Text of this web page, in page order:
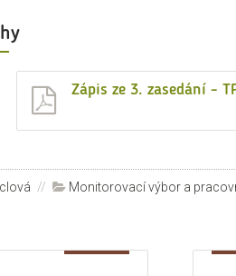
Zápis ze 3. zasedání -
Rubriky:
Monitorovací výbor a